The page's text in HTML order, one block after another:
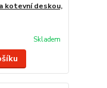
kotevní deskou,
Skladem